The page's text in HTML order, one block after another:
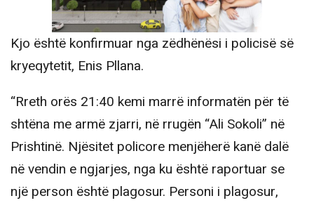
Kjo është konfirmuar nga zëdhënësi i policisë së
kryeqytetit, Enis Pllana.
“Rreth orës 21:40 kemi marrë informatën për të
shtëna me armë zjarri, në rrugën “Ali Sokoli” në
Prishtinë. Njësitet policore menjëherë kanë dalë
në vendin e ngjarjes, nga ku është raportuar se
një person është plagosur. Personi i plagosur,